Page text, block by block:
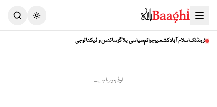
Toggle theme
ٹرینڈنگاسلام آبادکشمیرجرائمسیاسی بلاگزسائنس و ٹیکنالوجی
لوڈ ہو رہا ہے...